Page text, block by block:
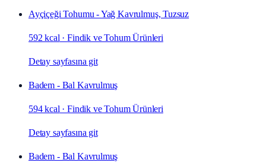
Ayçiçeği Tohumu - Yağ Kavrulmuş, Tuzsuz
592 kcal ·Findik ve Tohum Ürünleri
Detay sayfasına git
Badem - Bal Kavrulmuş
594 kcal ·Findik ve Tohum Ürünleri
Detay sayfasına git
Badem - Bal Kavrulmuş